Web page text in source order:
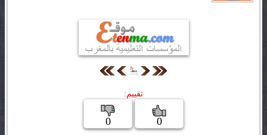
تقييم:
0
0